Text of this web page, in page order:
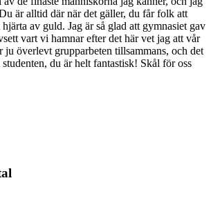
är alltid där när det gäller, du får folk att
av guld. Jag är så glad att gymnasiet gav
vart vi hamnar efter det här vet jag att vår
ju överlevt grupparbeten tillsammans, och det
du är helt fantastisk! Skål för oss